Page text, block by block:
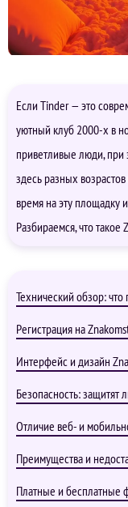
Если Tinder — это
уютный клуб 2000-х в
приветливые люди, при
здесь разных
время на эту площадку
Разбираемся, что такое
Технический обзор: что
Регистрация на
Интерфейс и дизайн
Безопасность: защитят
Отличие веб- и
Преимущества и
Платные и бесплатные